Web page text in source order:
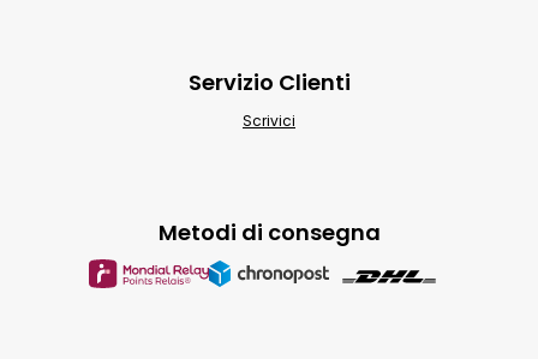
Metodi di consegna
Servizio Clienti
Scrivici